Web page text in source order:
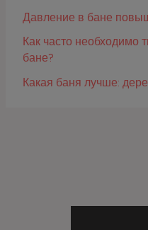
Давление в бане
Как часто необходимо
бане?
Какая баня лучше: